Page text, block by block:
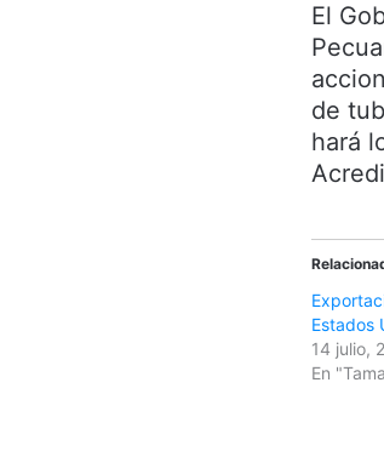
El
de
hará
Estados
14 julio,
En